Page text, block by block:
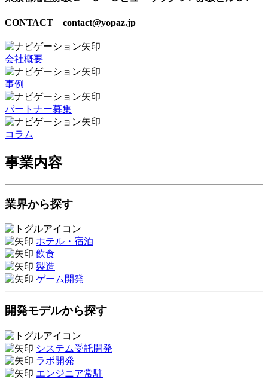
CONTACT contact@yopaz.jp
会社概要
事例
パートナー募集
コラム
事業内容
業界から探す
ホテル・宿泊
飲食
製造
ゲーム開発
開発モデルから探す
システム受託開発
ラボ開発
エンジニア常駐